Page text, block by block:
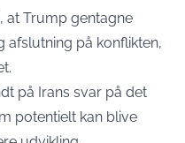
at Trump gentagne
afslutning på konflikten,
på Irans svar på det
potentielt kan blive